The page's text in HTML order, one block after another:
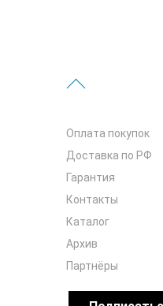
Оплата покупок
Доставка по РФ
Гарантия
Контакты
Каталог
Архив
Партнёры